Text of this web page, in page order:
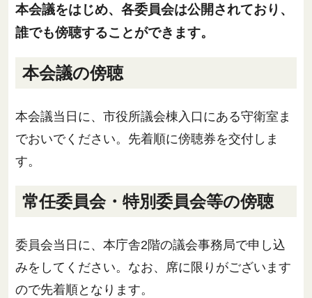
本会議をはじめ、各委員会は公開されており、
誰でも傍聴することができます。
本会議の傍聴
本会議当日に、市役所議会棟入口にある守衛室ま
でおいでください。先着順に傍聴券を交付しま
す。
常任委員会・特別委員会等の傍聴
委員会当日に、本庁舎2階の議会事務局で申し込
みをしてください。なお、席に限りがございます
ので先着順となります。